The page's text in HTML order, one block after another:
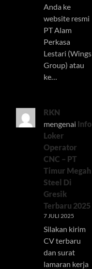
Anda ke
website resmi
PT Alam
Perkasa
Lestari (Wings
Group) atau
ke…
RKN
mengenai Info
Loker
Operator
CNC – PT
Timur Megah
Steel Di
Gresik
Terbaru 2025
7 JULI 2025
Silakan kirim
CV terbaru
dan surat
lamaran kerja